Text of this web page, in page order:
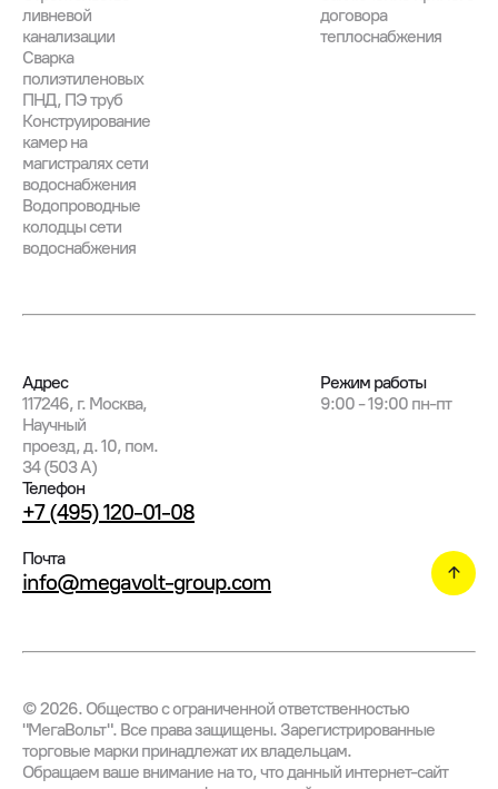
ливневой
канализации
Сварка
полиэтиленовых
ПНД, ПЭ труб
Конструирование
камер на
магистралях сети
водоснабжения
Водопроводные
колодцы сети
водоснабжения
договора
теплоснабжения
Адрес
117246, г. Москва,
Научный
проезд, д. 10, пом.
34 (503 А)
Режим работы
9:00 - 19:00 пн-пт
Телефон
+7 (495) 120-01-08
Почта
info@megavolt-group.com
©2026. Общество с ограниченной ответственностью
"МегаВольт". Все права защищены. Зарегистрированные
торговые марки принадлежат их владельцам.
Обращаем ваше внимание на то, что данный интернет-сайт